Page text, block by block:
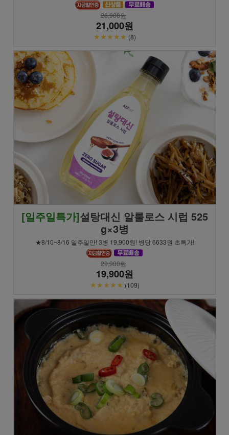
26,900원
21,000원
★★★★★ (8)
[일주일특가]설탕대신 알룰로스 시럽 525
g×3병
★8/10~8/16 일주일만! 3병 19,900원! 병당 6633원 초특가!
29,900원
19,900원
★★★★★ (109)